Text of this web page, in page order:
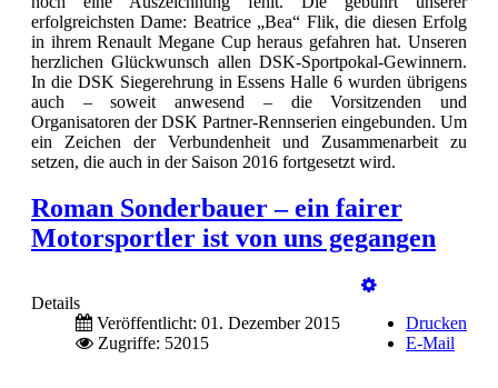
erfolgreichsten Dame: Beatrice „Bea“ Flik, die diesen Erfolg
in ihrem Renault Megane Cup heraus gefahren hat. Unseren
herzlichen Glückwunsch allen DSK-Sportpokal-Gewinnern.
In die DSK Siegerehrung in Essens Halle 6 wurden übrigens
auch – soweit anwesend – die Vorsitzenden und
Organisatoren der DSK Partner-Rennserien eingebunden. Um
ein Zeichen der Verbundenheit und Zusammenarbeit zu
setzen, die auch in der Saison 2016 fortgesetzt wird.
Roman Sonderbauer – ein fairer
Motorsportler ist von uns gegangen
Details
Veröffentlicht: 01. Dezember 2015
Zugriffe: 52015
Drucken
E-Mail